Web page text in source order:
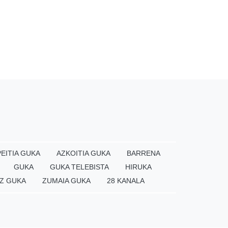
GUKA AZKOITIA GUKA
BARRENA
GUKA GUKA TELEBISTA
HIRUKA
GUKA ZUMAIA GUKA 28 KANALA